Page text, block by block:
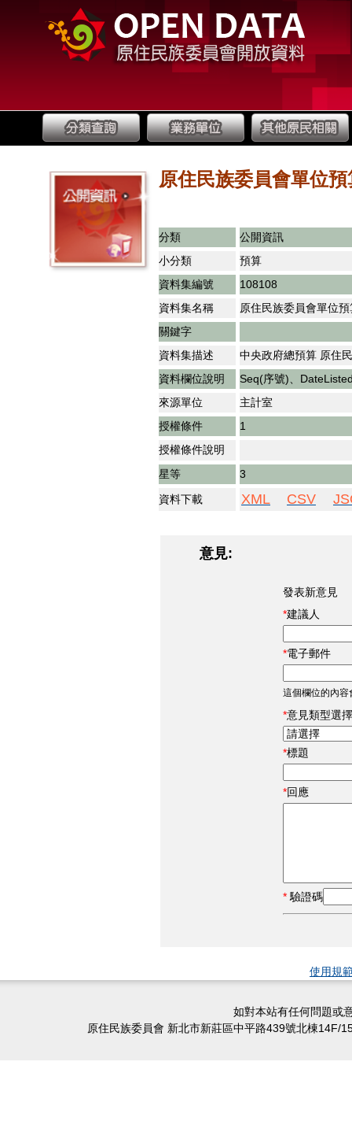
原住民族委員會單位預
分類
公開資訊
小分類
預算
資料集編號
108108
資料集名稱
原住民族委員會單位
關鍵字
資料集描述
中央政府總預算 原住
資料欄位說明
Seq(序號)、
來源單位
主計室
授權條件
1
授權條件說明
星等
3
資料下載
XML CSV
意見:
發表新意見
建議人
電子郵件
這個欄位的內容
意見類型選擇
標題
回應
驗證碼
使用規
如對本站有任何問題或
原住民族委員會 新北市新莊區中平路439號北棟